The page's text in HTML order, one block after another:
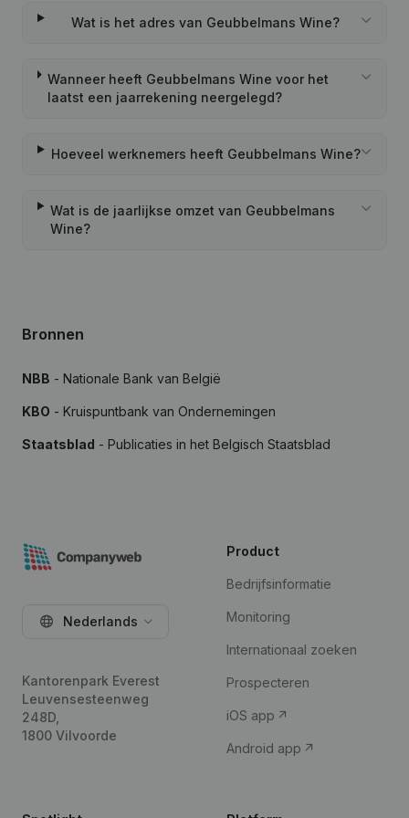
Wat is het adres van Geubbelmans Wine?
Wanneer heeft Geubbelmans Wine voor het
laatst een jaarrekening neergelegd?
Hoeveel werknemers heeft Geubbelmans Wine?
Wat is de jaarlijkse omzet van Geubbelmans
Wine?
Bronnen
NBB - Nationale Bank van België
KBO - Kruispuntbank van Ondernemingen
Staatsblad - Publicaties in het Belgisch Staatsblad
Nederlands
Kantorenpark Everest
Leuvensesteenweg
248D,
1800 Vilvoorde
Product
Bedrijfsinformatie
Monitoring
Internationaal zoeken
Prospecteren
iOS app
Android app